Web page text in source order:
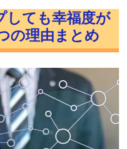
しても幸福度が
の理由まとめ